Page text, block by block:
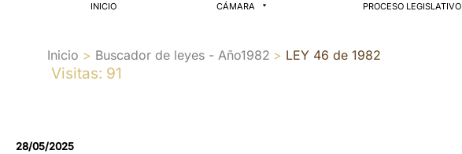
INICIO CÁMARA PROCESO LEGISLATIVO
Inicio Buscador de leyes - Año1982 LEY 46 de 1982
Visitas: 91
28/05/2025